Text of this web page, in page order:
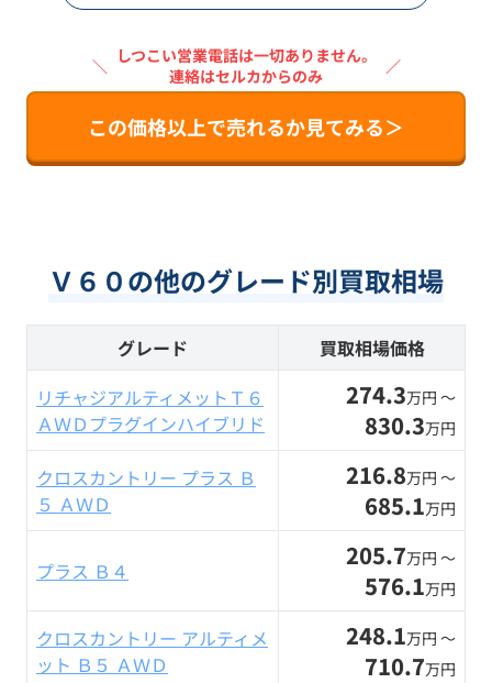
＼ しつこい営業電話は一切ありません。
連絡はセルカからのみ
／
この価格以上で売れるか見てみる＞
Ｖ６０の他のグレード別買取相場
グレード
買取相場価格
リチャジアルティメットＴ６
ＡＷＤプラグインハイブリド
274.3万円 〜
830.3万円
クロスカントリー プラス Ｂ
５ ＡＷＤ
216.8万円 〜
685.1万円
プラス Ｂ４ 205.7万円 〜
576.1万円
クロスカントリー アルティメ
ット Ｂ５ ＡＷＤ
248.1万円 〜
710.7万円